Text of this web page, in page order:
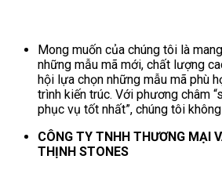
Mong muốn của chúng tôi là
những mẫu mã mới, chất lượng
hội lựa chọn những mẫu mã phù
trình kiến trúc. Với phương châm
phục vụ tốt nhất”, chúng tôi
CÔNG TY TNHH THƯƠNG MẠI
THỊNH STONES